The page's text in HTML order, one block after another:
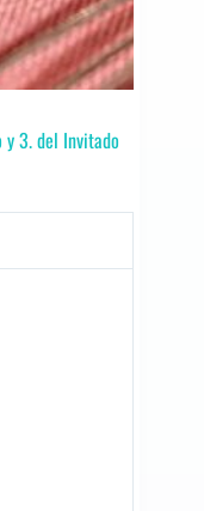
y 3. del Invitado